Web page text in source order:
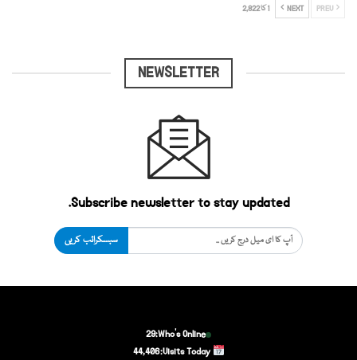
NEXT 1 کا 2,822
NEWSLETTER
Subscribe newsletter to stay updated.
سبسکرائب کریں
Who's Online:
29
Visits Today:
44,406